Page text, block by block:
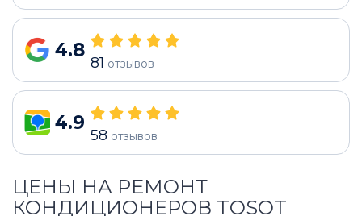
4.8
81 отзывов
4.9
58 отзывов
ЦЕНЫ НА РЕМОНТ
КОНДИЦИОНЕРОВ TOSOT